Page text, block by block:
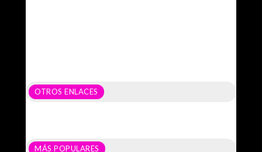
OTROS ENLACES
MÁS POPULARES